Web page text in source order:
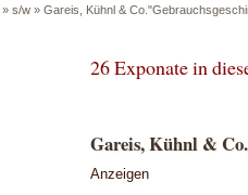
» s/w » Gareis, Kühnl &
26 Exponate in
Gareis, Kühnl &
Anzeigen